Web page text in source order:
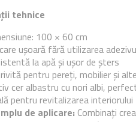
tehnice
100 × 60 cm
ușoară fără utilizarea
la apă și ușor de șters
pentru pereți, mobilier și
cer albastru cu nori albi,
pentru revitalizarea interiorului
de aplicare: Combinați